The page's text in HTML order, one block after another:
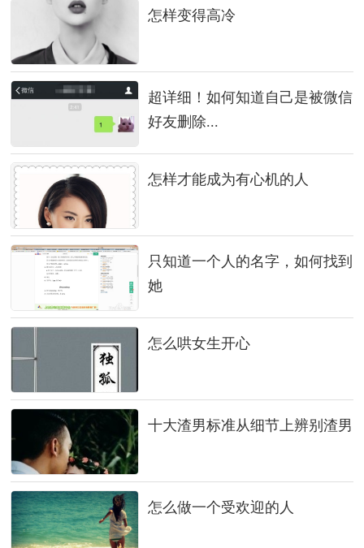
怎样变得高冷
超详细！如何知道自己是被微信
好友删除...
怎样才能成为有心机的人
只知道一个人的名字，如何找到
她
怎么哄女生开心
十大渣男标准从细节上辨别渣男
怎么做一个受欢迎的人